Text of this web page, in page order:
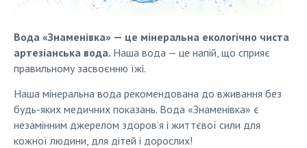
Вода «Знаменівка» — це мінеральна екологічно чиста
артезіанська вода. Наша вода — це напій, що сприяє
правильному засвоєнню їжі.
Наша мінеральна вода рекомендована до вживання без
будь-яких медичних показань. Вода «Знаменiвка» є
незамінним джерелом здоров’я і життєвої сили для
кожної людини, для дітей і дорослих!